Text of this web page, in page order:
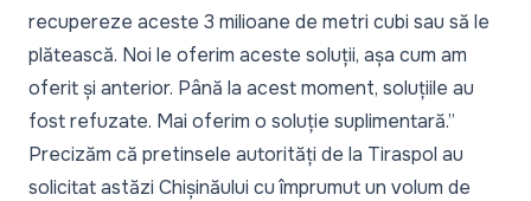
recupereze aceste 3 milioane de metri cubi sau să le
plătească. Noi le oferim aceste soluții, așa cum am
oferit și anterior. Până la acest moment, soluțiile au
fost refuzate. Mai oferim o soluție suplimentară.”
Precizăm că pretinsele autorități de la Tiraspol au
solicitat astăzi Chișinăului cu împrumut un volum de